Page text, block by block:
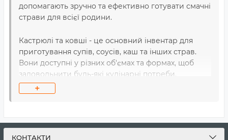
допомагають зручно та ефективно готувати смачні
страви для всієї родини.
Кастрюлі та ковші - це основний інвентар для
приготування супів, соусів, каш та інших страв.
Вони доступні у різних об'ємах та формах, щоб
задовольнити будь-які кулінарні потреби.
економити час та енергію під час приготування
+
КОНТАКТИ